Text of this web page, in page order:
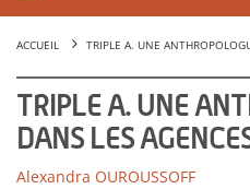
ACCUEIL TRIPLE A. UNE
TRIPLE A. UNE
DANS LES
Alexandra OUROUSSOFF